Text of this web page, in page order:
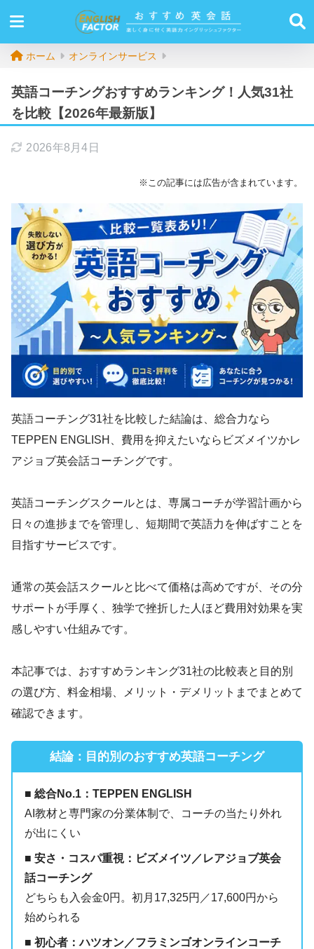
ホーム オンラインサービス
英語コーチングおすすめランキング！人気31社
を比較【2026年最新版】
2026年8月4日
※この記事には広告が含まれています。
英語コーチング31社を比較した結論は、総合力なら
TEPPEN ENGLISH、費用を抑えたいならビズメイツかレ
アジョブ英会話コーチングです。
英語コーチングスクールとは、専属コーチが学習計画から
日々の進捗までを管理し、短期間で英語力を伸ばすことを
目指すサービスです。
通常の英会話スクールと比べて価格は高めですが、その分
サポートが手厚く、独学で挫折した人ほど費用対効果を実
感しやすい仕組みです。
本記事では、おすすめランキング31社の比較表と目的別
の選び方、料金相場、メリット・デメリットまでまとめて
確認できます。
結論：目的別のおすすめ英語コーチング
■ 総合No.1：TEPPEN ENGLISH
AI教材と専門家の分業体制で、コーチの当たり外れ
が出にくい
■ 安さ・コスパ重視：ビズメイツ／レアジョブ英会
話コーチング
どちらも入会金0円。初月17,325円／17,600円から
始められる
■ 初心者：ハツオン／フラミンゴオンラインコーチ